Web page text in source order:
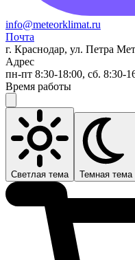
info@meteorklimat.ru
Почта
г. Краснодар, ул. Петра
Адрес
пн-пт 8:30-18:00, сб. 8:30-
Время работы
Светлая тема Темная тема